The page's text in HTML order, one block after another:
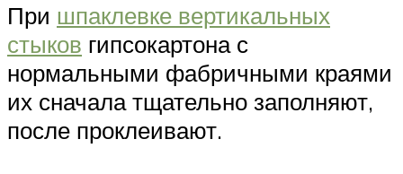
При шпаклевке вертикальных
стыков гипсокартона с
нормальными фабричными краями
их сначала тщательно заполняют,
после проклеивают.